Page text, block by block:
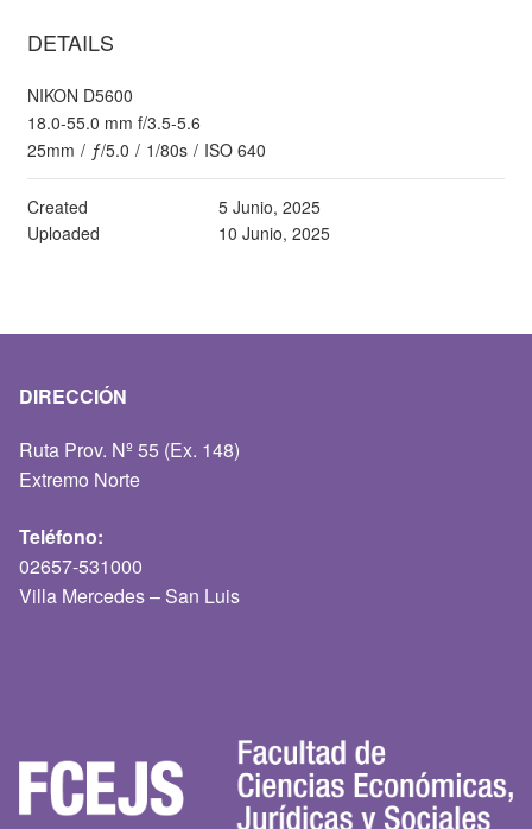
DETAILS
NIKON D5600
18.0-55.0 mm f/3.5-5.6
25mm / ƒ/5.0 / 1/80s / ISO 640
Created
5 Junio, 2025
Uploaded
10 Junio, 2025
DIRECCIÓN
Ruta Prov. Nº 55 (Ex. 148)
Extremo Norte
Teléfono:
02657-531000
Villa Mercedes – San Luis